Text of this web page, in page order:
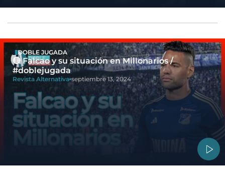
DOBLE JUGADA
🔴 Falcao y su situación en Millonarios /
#doblejugada
Revista Alternativa septiembre 13, 2024